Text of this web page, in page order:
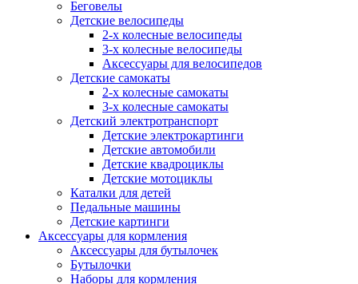
Беговелы
Детские велосипеды
2-х колесные велосипеды
3-х колесные велосипеды
Аксессуары для велосипедов
Детские самокаты
2-х колесные самокаты
3-х колесные самокаты
Детский электротранспорт
Детские электрокартинги
Детские автомобили
Детские квадроциклы
Детские мотоциклы
Каталки для детей
Педальные машины
Детские картинги
Аксессуары для кормления
Аксессуары для бутылочек
Бутылочки
Наборы для кормления